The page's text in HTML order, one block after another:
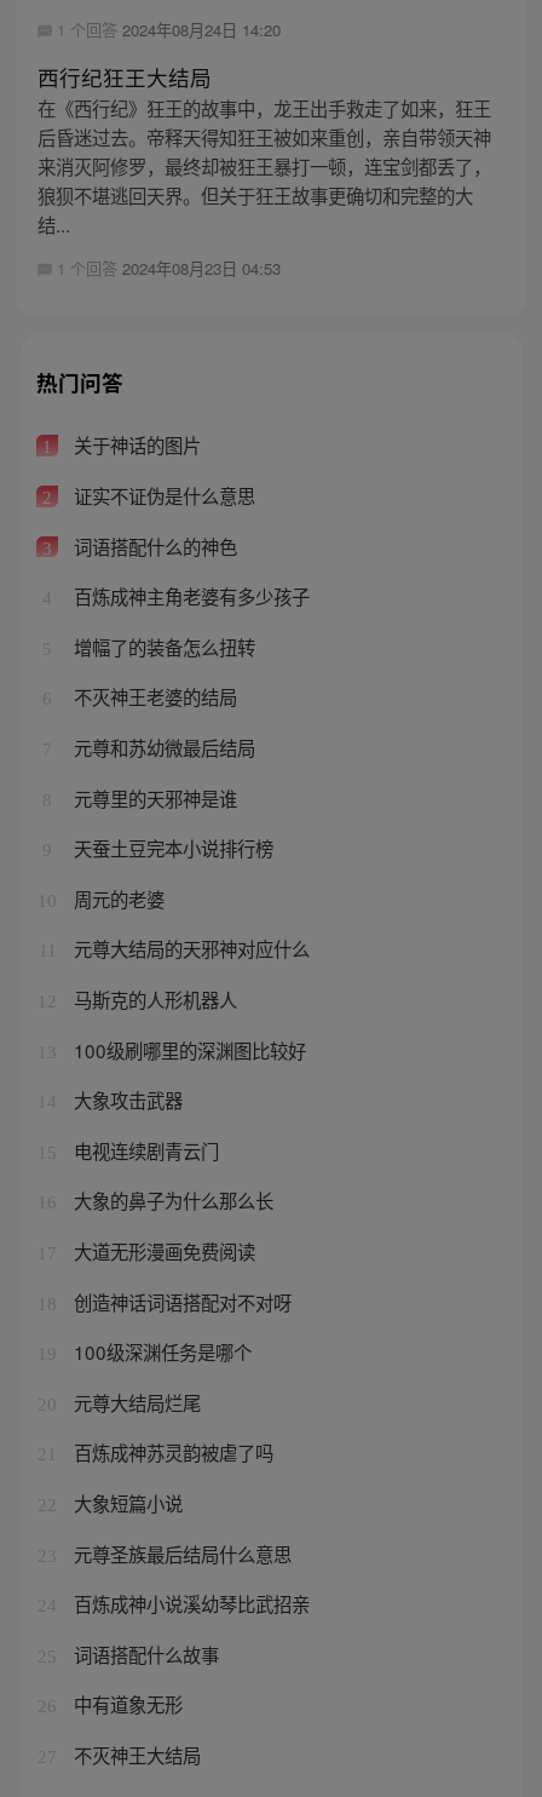
1 个回答 2024年08月24日 14:20
西行纪狂王大结局
在《西行纪》狂王的故事中，龙王出手救走了如来，狂王
后昏迷过去。帝释天得知狂王被如来重创，亲自带领天神
来消灭阿修罗，最终却被狂王暴打一顿，连宝剑都丢了，
狼狈不堪逃回天界。但关于狂王故事更确切和完整的大
结...
1 个回答 2024年08月23日 04:53
热门问答
1 关于神话的图片
2 证实不证伪是什么意思
3 词语搭配什么的神色
4 百炼成神主角老婆有多少孩子
5 增幅了的装备怎么扭转
6 不灭神王老婆的结局
7 元尊和苏幼微最后结局
8 元尊里的天邪神是谁
9 天蚕土豆完本小说排行榜
10 周元的老婆
元尊大结局的天邪神对应什么
12 马斯克的人形机器人
13 100级刷哪里的深渊图比较好
14 大象攻击武器
15 电视连续剧青云门
16 大象的鼻子为什么那么长
17 大道无形漫画免费阅读
18 创造神话词语搭配对不对呀
19 100级深渊任务是哪个
20 元尊大结局烂尾
21 百炼成神苏灵韵被虐了吗
22 大象短篇小说
23 元尊圣族最后结局什么意思
24 百炼成神小说溪幼琴比武招亲
25 词语搭配什么故事
26 中有道象无形
27 不灭神王大结局